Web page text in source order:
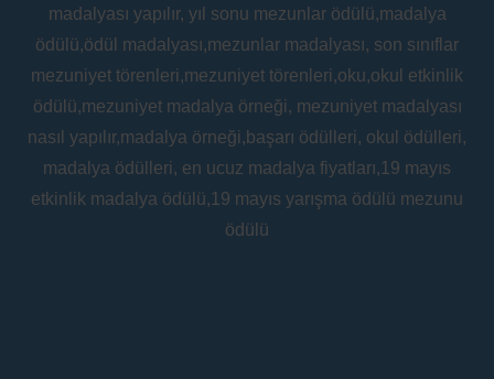
madalyası yapılır, yıl sonu mezunlar ödülü,madalya
ödülü,ödül madalyası,mezunlar madalyası, son sınıflar
mezuniyet törenleri,mezuniyet törenleri,oku,okul etkinlik
ödülü,mezuniyet madalya örneği, mezuniyet madalyası
nasıl yapılır,madalya örneği,başarı ödülleri, okul ödülleri,
madalya ödülleri, en ucuz madalya fiyatları,19 mayıs
etkinlik madalya ödülü,19 mayıs yarışma ödülü mezunu
ödülü